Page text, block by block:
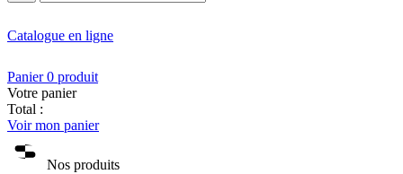
Catalogue en ligne
Panier 0 produit
Votre panier
Total :
Voir mon panier
Nos produits